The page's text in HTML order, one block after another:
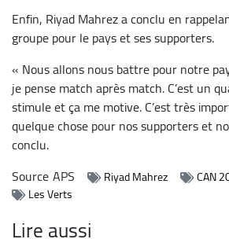
Enfin, Riyad Mahrez a conclu en
groupe pour le pays et ses supporters.
« Nous allons nous battre pour notre
je pense match après match. C’est un
stimule et ça me motive. C’est très
quelque chose pour nos supporters et
conclu.
SourceAPS Riyad Mahrez CAN
Les Verts
Lire aussi